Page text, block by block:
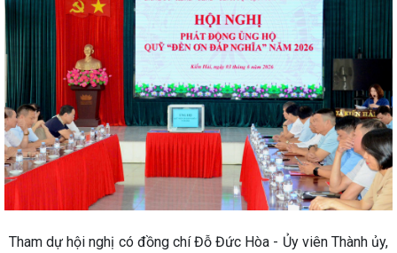
Tham dự hội nghị có đồng chí Đỗ Đức Hòa - Ủy viên Thành ủy,